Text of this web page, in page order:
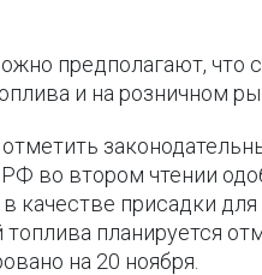
предполагают,
и на розничном
РФ во втором чтении
качестве присадки
топлива планируется
на 20 ноября.